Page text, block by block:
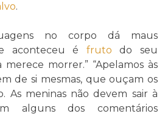
.
no corpo dá maus
aconteceu é fruto do seu
morrer.” “Apelamos às
de si mesmas, que ouçam os
As meninas não devem sair à
alguns dos comentários